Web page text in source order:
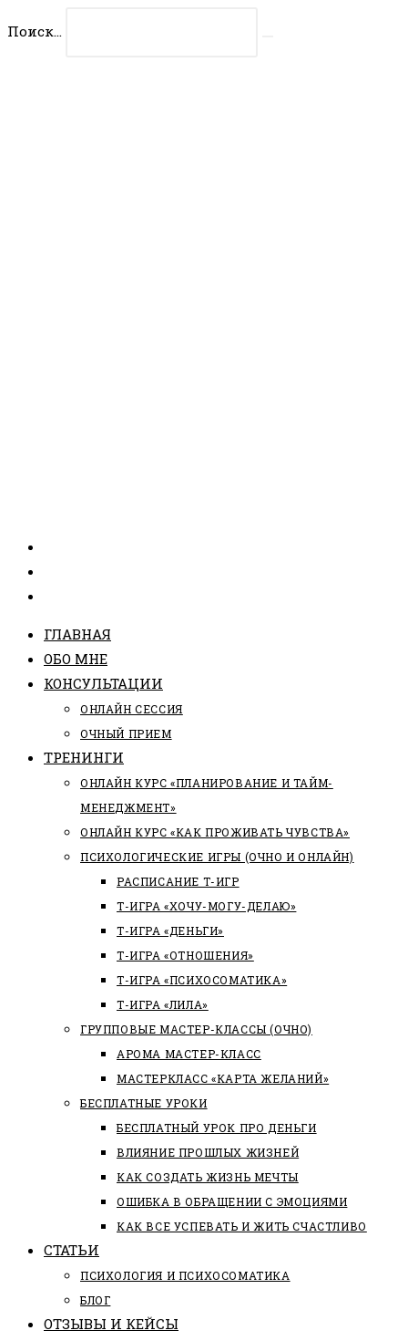
Поиск...
ГЛАВНАЯ
ОБО МНЕ
КОНСУЛЬТАЦИИ
ОНЛАЙН СЕССИЯ
ОЧНЫЙ ПРИЕМ
ТРЕНИНГИ
ОНЛАЙН КУРС «ПЛАНИРОВАНИЕ И ТАЙМ-
МЕНЕДЖМЕНТ»
ОНЛАЙН КУРС «КАК ПРОЖИВАТЬ ЧУВСТВА»
ПСИХОЛОГИЧЕСКИЕ ИГРЫ (ОЧНО И ОНЛАЙН)
РАСПИСАНИЕ Т-ИГР
Т-ИГРА «ХОЧУ-МОГУ-ДЕЛАЮ»
Т-ИГРА «ДЕНЬГИ»
Т-ИГРА «ОТНОШЕНИЯ»
Т-ИГРА «ПСИХОСОМАТИКА»
Т-ИГРА «ЛИЛА»
ГРУППОВЫЕ МАСТЕР-КЛАССЫ (ОЧНО)
АРОМА МАСТЕР-КЛАСС
МАСТЕРКЛАСС «КАРТА ЖЕЛАНИЙ»
БЕСПЛАТНЫЕ УРОКИ
БЕСПЛАТНЫЙ УРОК ПРО ДЕНЬГИ
ВЛИЯНИЕ ПРОШЛЫХ ЖИЗНЕЙ
КАК СОЗДАТЬ ЖИЗНЬ МЕЧТЫ
ОШИБКА В ОБРАЩЕНИИ С ЭМОЦИЯМИ
КАК ВСЕ УСПЕВАТЬ И ЖИТЬ СЧАСТЛИВО
СТАТЬИ
ПCИХОЛОГИЯ И ПСИХОСОМАТИКА
БЛОГ
ОТЗЫВЫ И КЕЙСЫ